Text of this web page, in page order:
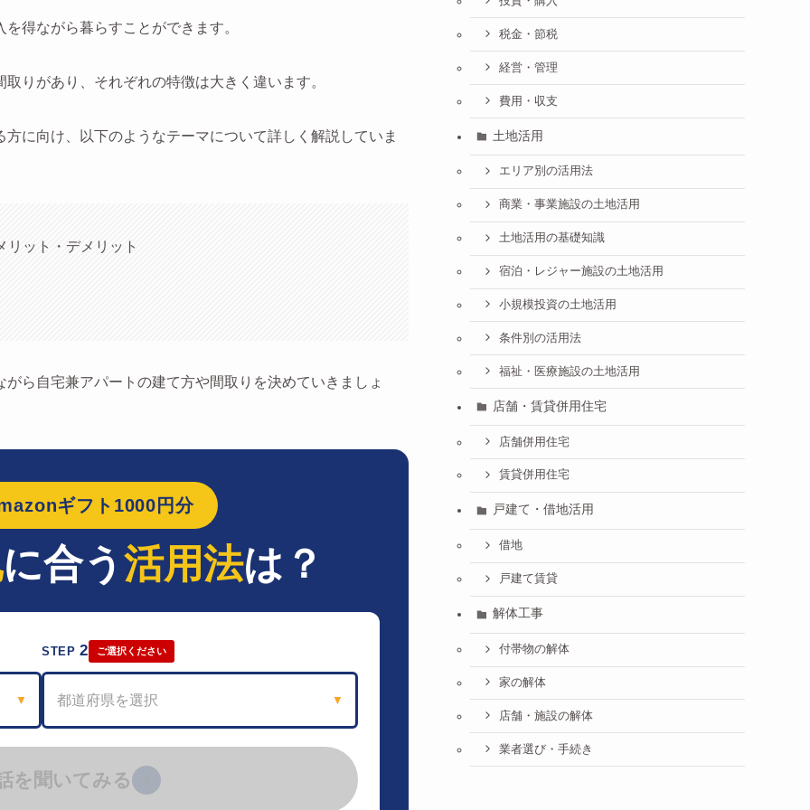
得ながら暮らすことができます。
りがあり、それぞれの特徴は大きく違います。
に向け、以下のようなテーマについて詳しく解説していま
リット・デメリット
ら自宅兼アパートの建て方や間取りを決めていきましょ
ギフト1000円分
に合う 活用法は？
▼
STEP2 ご選択ください
都道府県を選択 ▼
を聞いてみる
税金・節税
経営・管理
費用・収支
土地活用
エリア別の活用法
商業・事業施設の土地活用
土地活用の基礎知識
宿泊・レジャー施設の土地活用
小規模投資の土地活用
条件別の活用法
福祉・医療施設の土地活用
店舗・賃貸併用住宅
店舗併用住宅
賃貸併用住宅
戸建て・借地活用
借地
戸建て賃貸
解体工事
付帯物の解体
家の解体
店舗・施設の解体
業者選び・手続き